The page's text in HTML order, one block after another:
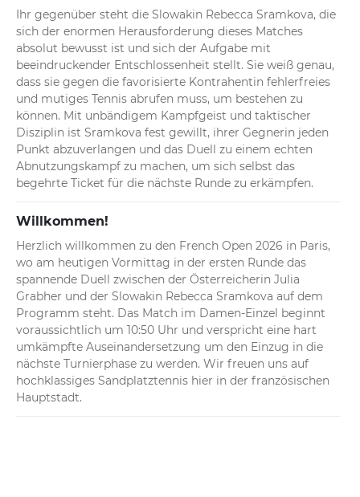
Ihr gegenüber steht die Slowakin Rebecca Sramkova, die
sich der enormen Herausforderung dieses Matches
absolut bewusst ist und sich der Aufgabe mit
beeindruckender Entschlossenheit stellt. Sie weiß genau,
dass sie gegen die favorisierte Kontrahentin fehlerfreies
und mutiges Tennis abrufen muss, um bestehen zu
können. Mit unbändigem Kampfgeist und taktischer
Disziplin ist Sramkova fest gewillt, ihrer Gegnerin jeden
Punkt abzuverlangen und das Duell zu einem echten
Abnutzungskampf zu machen, um sich selbst das
begehrte Ticket für die nächste Runde zu erkämpfen.
Willkommen!
Herzlich willkommen zu den French Open 2026 in Paris,
wo am heutigen Vormittag in der ersten Runde das
spannende Duell zwischen der Österreicherin Julia
Grabher und der Slowakin Rebecca Sramkova auf dem
Programm steht. Das Match im Damen-Einzel beginnt
voraussichtlich um 10:50 Uhr und verspricht eine hart
umkämpfte Auseinandersetzung um den Einzug in die
nächste Turnierphase zu werden. Wir freuen uns auf
hochklassiges Sandplatztennis hier in der französischen
Hauptstadt.